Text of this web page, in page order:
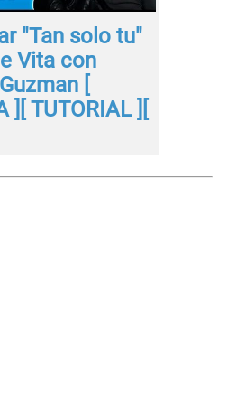
"Tan solo tu"
Vita con
[
][ TUTORIAL ][